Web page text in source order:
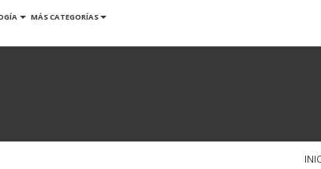
MÁS CATEGORÍAS